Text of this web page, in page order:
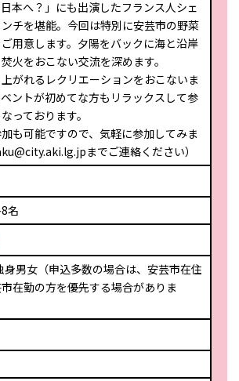
日本へ？」にも出演したフランス人シェ
チを堪能。今回は特別に安芸市の野菜
用意します。夕陽をバックに海と沿岸
火をおこない交流を深めます。
がれるレクリエーションをおこないま
ントが初めてな方もリラックスして参
っております。
も可能ですので、気軽に参加してみま
までご連絡ください）
名
身男女（申込多数の場合は、安芸市在住
在勤の方を優先する場合がありま